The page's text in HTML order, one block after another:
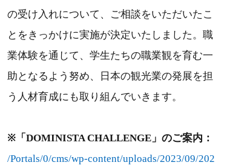
の受け入れについて、ご相談をいただいたこ
とをきっかけに実施が決定いたしました。職
業体験を通じて、学生たちの職業観を育む一
助となるよう努め、日本の観光業の発展を担
う人材育成にも取り組んでいきます。
※「DOMINISTA CHALLENGE」のご案内：
/Portals/0/cms/wp-content/uploads/2023/09/202